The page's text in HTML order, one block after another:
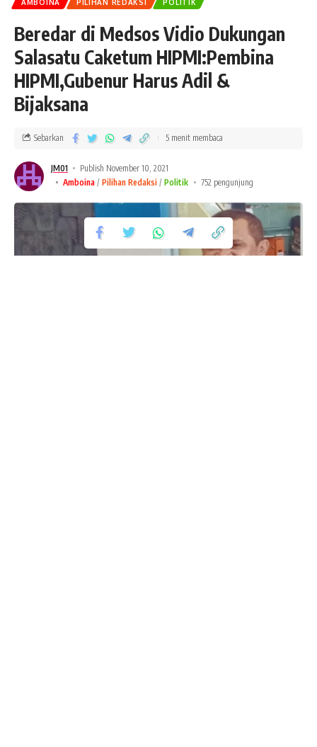
AMBOINA PILIHAN REDAKSI POLITIK
Beredar di Medsos Vidio Dukungan
Salasatu Caketum HIPMI:Pembina
HIPMI,Gubenur Harus Adil &
Bijaksana
JM01
Publish November 10, 2021
Amboina
Pilihan Redaksi Politik 752 pengunjung
Sebarkan 5 menit membaca